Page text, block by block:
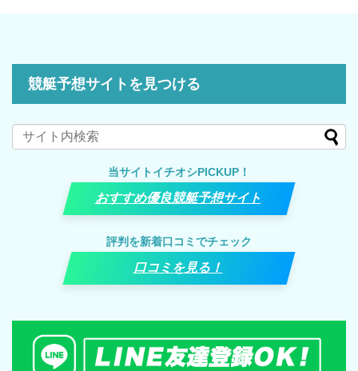
競艇予想サイトを見つける
当サイトイチオシPICKUP！
おすすめ優良競艇予想サイト
評判を新着口コミでチェック
口コミを見る！